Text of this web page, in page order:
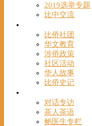
2019选举专题
比中交流
比侨社团
华文教育
涉侨政策
社区活动
华人故事
比侨史记
对话专访
茶人茶语
鲍医生专栏